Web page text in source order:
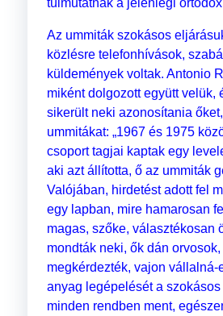
túlmutatnak a jelenlegi
Az ummiták szokásos
közlésre telefonhívások,
küldemények voltak. Antonio
miként dolgozott együtt velük,
sikerült neki azonosítania
ummitákat: „1967 és 1975
csoport tagjai kaptak egy
aki azt állította, ő az ummiták
Valójában, hirdetést adott fel
egy lapban, mire hamarosan
magas, szőke, választékosan
mondták neki, ők dán orvosok,
megkérdezték, vajon vállalná-
anyag legépelését a
minden rendben ment,